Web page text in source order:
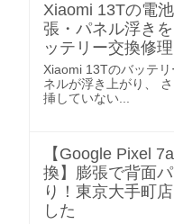
Xiaomi 13Tの電
張・パネル浮き
ッテリー交換修理
Xiaomi 13Tのバッテ
ネルが浮き上がり、
挿していない...
【Google Pixel
換】膨張で背面
り！東京大手町
した